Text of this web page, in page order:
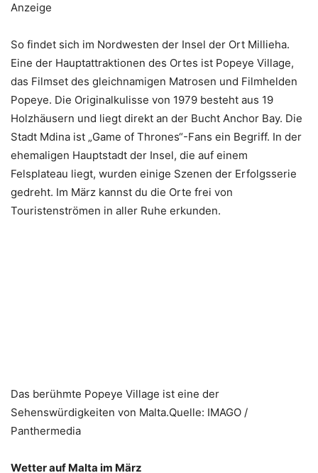
Anzeige
So findet sich im Nordwesten der Insel der Ort Millieha.
Eine der Hauptattraktionen des Ortes ist Popeye Village,
das Filmset des gleichnamigen Matrosen und Filmhelden
Popeye. Die Originalkulisse von 1979 besteht aus 19
Holzhäusern und liegt direkt an der Bucht Anchor Bay. Die
Stadt Mdina ist „Game of Thrones“-Fans ein Begriff. In der
ehemaligen Hauptstadt der Insel, die auf einem
Felsplateau liegt, wurden einige Szenen der Erfolgsserie
gedreht. Im März kannst du die Orte frei von
Touristenströmen in aller Ruhe erkunden.
Das berühmte Popeye Village ist eine der
Sehenswürdigkeiten von Malta.Quelle: IMAGO /
Panthermedia
Wetter auf Malta im März